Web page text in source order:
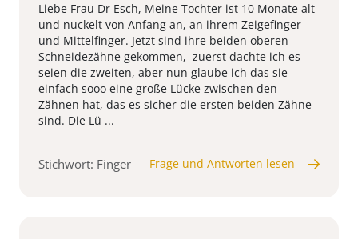
Liebe Frau Dr Esch, Meine Tochter ist 10 Monate alt
und nuckelt von Anfang an, an ihrem Zeigefinger
und Mittelfinger. Jetzt sind ihre beiden oberen
Schneidezähne gekommen, zuerst dachte ich es
seien die zweiten, aber nun glaube ich das sie
einfach sooo eine große Lücke zwischen den
Zähnen hat, das es sicher die ersten beiden Zähne
sind. Die Lü ...
Stichwort: Finger Frage und Antworten lesen